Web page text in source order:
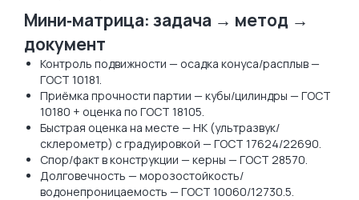
Мини‑матрица: задача → метод →
документ
Контроль подвижности — осадка конуса/расплыв —
ГОСТ 10181.
Приёмка прочности партии — кубы/цилиндры — ГОСТ
10180 + оценка по ГОСТ 18105.
Быстрая оценка на месте — НК (ультразвук/
склерометр) с градуировкой — ГОСТ 17624/22690.
Спор/факт в конструкции — керны — ГОСТ 28570.
Долговечность — морозостойкость/
водонепроницаемость — ГОСТ 10060/12730.5.